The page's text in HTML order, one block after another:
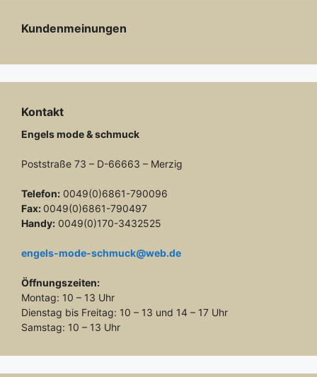
Kundenmeinungen
Kontakt
Engels mode & schmuck
Poststraße 73 – D-66663 – Merzig
Telefon: 0049(0)6861-790096
Fax: 0049(0)6861-790497
Handy: 0049(0)170-3432525
engels-mode-schmuck@web.de
Öffnungszeiten:
Montag: 10 – 13 Uhr
Dienstag bis Freitag: 10 – 13 und 14 – 17 Uhr
Samstag: 10 – 13 Uhr